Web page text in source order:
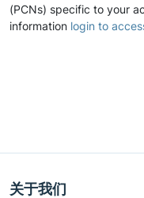
(PCNs) specific to your
information login to
关于我们